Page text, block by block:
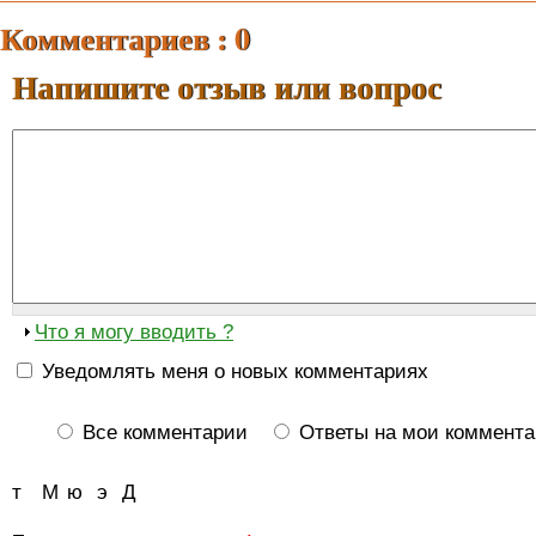
Комментариев : 0
Напишите отзыв или вопрос
Что я могу вводить ?
Уведомлять меня о новых комментариях
Все комментарии Ответы на мои
М
т ю э Д